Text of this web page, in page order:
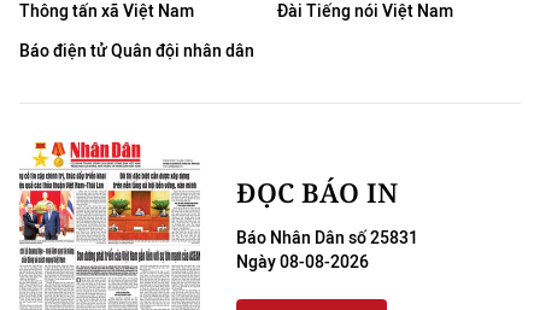
Thông tấn xã Việt Nam
Đài Tiếng nói Việt Nam
Báo điện tử Quân đội nhân dân
ĐỌC BÁO IN
Báo Nhân Dân số 25831
Ngày 08-08-2026